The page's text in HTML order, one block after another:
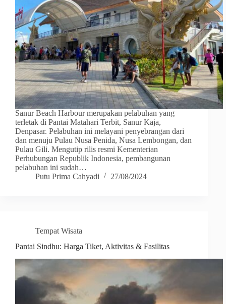
Sanur Beach Harbour merupakan pelabuhan yang
terletak di Pantai Matahari Terbit, Sanur Kaja,
Denpasar. Pelabuhan ini melayani penyebrangan dari
dan menuju Pulau Nusa Penida, Nusa Lembongan, dan
Pulau Gili. Mengutip rilis resmi Kementerian
Perhubungan Republik Indonesia, pembangunan
pelabuhan ini sudah…
Putu Prima Cahyadi
27/08/2024
Tempat Wisata
Pantai Sindhu: Harga Tiket, Aktivitas & Fasilitas